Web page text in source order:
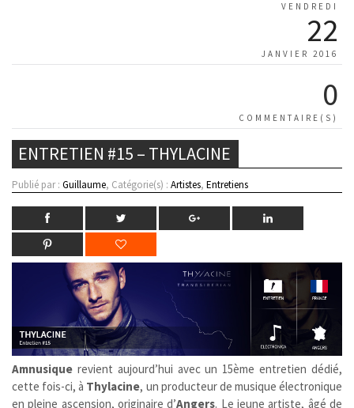
VENDREDI
22
JANVIER 2016
0
COMMENTAIRE(S)
ENTRETIEN #15 – THYLACINE
Publié par : Guillaume, Catégorie(s) : Artistes, Entretiens
Amnusique revient aujourd’hui avec un 15ème entretien dédié,
cette fois-ci, à Thylacine, un producteur de musique électronique
en pleine ascension, originaire d’Angers. Le jeune artiste, âgé de